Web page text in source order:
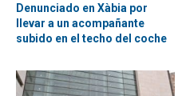
Denunciado en Xàbia por
llevar a un acompañante
subido en el techo del coche